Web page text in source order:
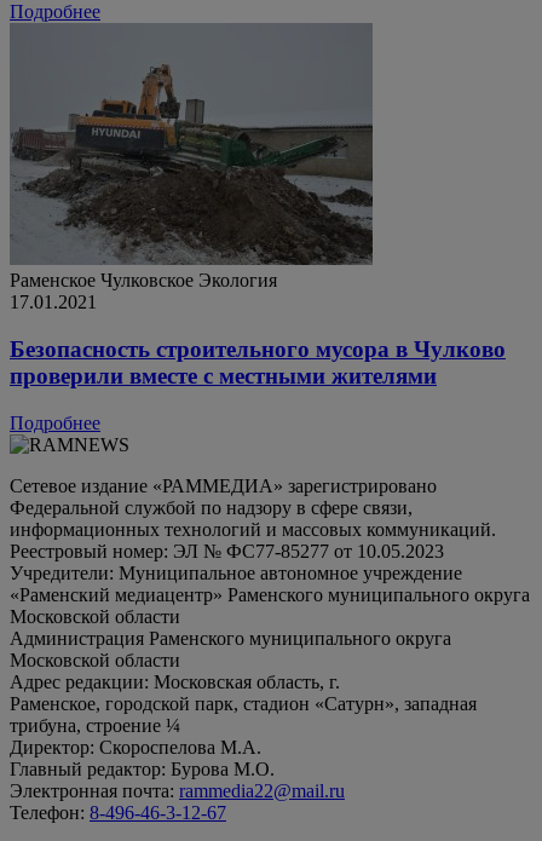
Подробнее
Раменское Чулковское Экология
17.01.2021
Безопасность строительного мусора в Чулково
проверили вместе с местными жителями
Подробнее
Сетевое издание «РАММЕДИА» зарегистрировано
Федеральной службой по надзору в сфере связи,
информационных технологий и массовых коммуникаций.
Реестровый номер: ЭЛ № ФС77-85277 от 10.05.2023
Учредители: Муниципальное автономное учреждение
«Раменский медиацентр» Раменского муниципального округа
Московской области
Администрация Раменского муниципального округа
Московской области
Адрес редакции: Московская область, г.
Раменское, городской парк, стадион «Сатурн», западная
трибуна, строение ¼
Директор: Скороспелова М.А.
Главный редактор: Бурова М.О.
Электронная почта: rammedia22@mail.ru
Телефон: 8-496-46-3-12-67